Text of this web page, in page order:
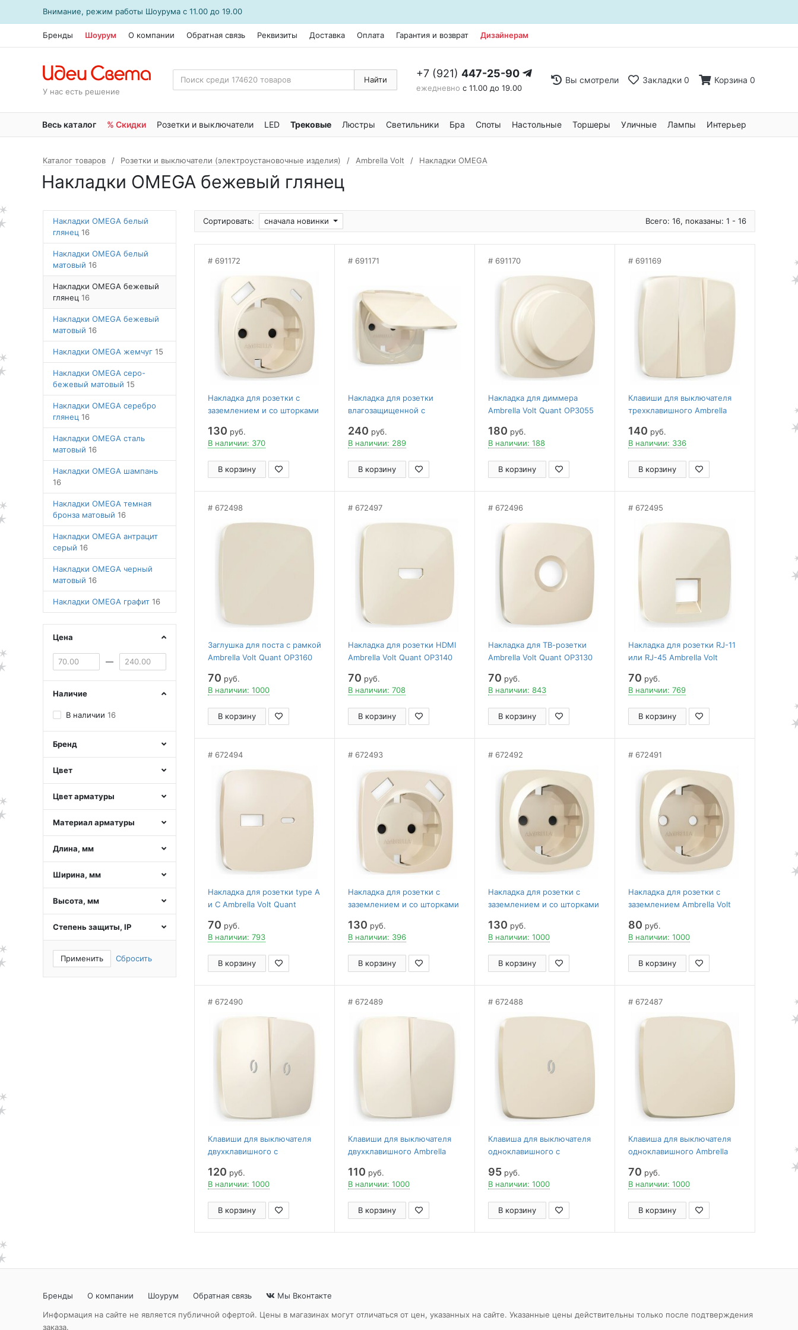
Внимание, режим работы Шоурума с 11.00 до 19.00
Бренды Шоурум О компании Обратная связь Реквизиты Доставка Оплата Гарантия и возврат Дизайнерам
У нас есть решение
Найти +7 (921) 447-25-90
ежедневно с 11.00 до 19.00
Вы смотрели Закладки 0 Корзина 0
Весь каталог % Скидки Розетки и выключатели LED Трековые Люстры Светильники Бра Споты Настольные Торшеры Уличные Лампы Интерьер
Каталог товаров Розетки и выключатели (электроустановочные изделия) Ambrella Volt Накладки OMEGA
Накладки OMEGA бежевый глянец
Накладки OMEGA белый
глянец 16
Накладки OMEGA белый
матовый 16
Накладки OMEGA бежевый
глянец 16
Накладки OMEGA бежевый
матовый 16
Накладки OMEGA жемчуг 15
Накладки OMEGA серо-
бежевый матовый 15
Накладки OMEGA серебро
глянец 16
Накладки OMEGA сталь
матовый 16
Накладки OMEGA шампань
16
Накладки OMEGA темная
бронза матовый 16
Накладки OMEGA антрацит
серый 16
Накладки OMEGA черный
матовый 16
Накладки OMEGA графит 16
Цена
—
Наличие
В наличии 16
Бренд
Цвет
Цвет арматуры
Материал арматуры
Длина, мм
Ширина, мм
Высота, мм
Степень защиты, IP
Применить Сбросить
Сортировать: сначала новинки Всего: 16, показаны: 1 - 16
691172
Накладка для розетки с
заземлением и со шторками
Volt Quant OP3100
130 руб.
В наличии: 370
В корзину
691171
Накладка для розетки
влагозащищенной с
с крышкой Ambrella Volt
Quant OP3080
240 руб.
В наличии: 289
В корзину
691170
Накладка для диммера
Ambrella Volt Quant OP3055
180 руб.
В наличии: 188
В корзину
691169
Клавиши для выключателя
трехклавишного Ambrella
140 руб.
В наличии: 336
В корзину
672498
Заглушка для поста с рамкой
Ambrella Volt Quant OP3160
70 руб.
В наличии: 1000
В корзину
672497
Накладка для розетки HDMI
Ambrella Volt Quant OP3140
70 руб.
В наличии: 708
В корзину
672496
Накладка для ТВ-розетки
Ambrella Volt Quant OP3130
70 руб.
В наличии: 843
В корзину
672495
Накладка для розетки RJ-11
или RJ-45 Ambrella Volt
70 руб.
В наличии: 769
В корзину
672494
Накладка для розетки type A
и C Ambrella Volt Quant
70 руб.
В наличии: 793
В корзину
672493
Накладка для розетки с
заземлением и со шторками
Quant OP3090
130 руб.
В наличии: 396
В корзину
672492
Накладка для розетки с
заземлением и со шторками
130 руб.
В наличии: 1000
В корзину
672491
Накладка для розетки с
заземлением Ambrella Volt
80 руб.
В наличии: 1000
В корзину
672490
Клавиши для выключателя
двухклавишного c
Quant OP3040
120 руб.
В наличии: 1000
В корзину
672489
Клавиши для выключателя
двухклавишного Ambrella
110 руб.
В наличии: 1000
В корзину
672488
Клавиша для выключателя
одноклавишного c
Quant OP3020
95 руб.
В наличии: 1000
В корзину
672487
Клавиша для выключателя
одноклавишного Ambrella
70 руб.
В наличии: 1000
В корзину
Бренды О компании Шоурум Обратная связь
Мы Вконтакте
Информация на сайте не является публичной офертой. Цены в магазинах могут отличаться от цен, указанных на сайте. Указанные цены действительны только после подтверждения
заказа.